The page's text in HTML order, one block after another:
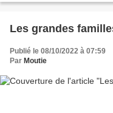
Les grandes
Publié le 08/10/2022 à 07:59
Par Moutie